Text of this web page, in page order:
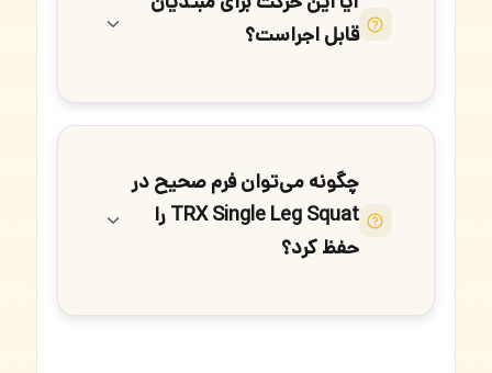
قابل اجراست؟
چگونه می‌توان فرم صحیح در
TRX Single Leg Squat را
حفظ کرد؟